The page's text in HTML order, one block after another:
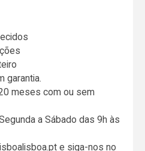
garantia.
meses com ou sem
a Sábado das 9h às
e siga-nos no